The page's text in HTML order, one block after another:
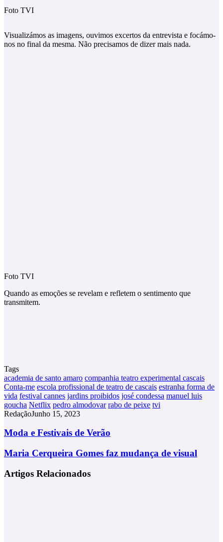
Foto TVI
Visualizámos as imagens, ouvimos excertos da entrevista e focámo-
nos no final da mesma. Não precisamos de dizer mais nada.
Foto TVI
Quando as emoções se revelam e refletem o sentimento que
transmitem.
Tags
academia de santo amaro companhia teatro experimental cascais
Conta-me escola profissional de teatro de cascais estranha forma de
vida festival cannes jardins proibidos josé condessa manuel luis
goucha Netflix pedro almodovar rabo de peixe tvi
RedaçãoJunho 15, 2023
Moda
Festivais
de
Moda e Festivais de Verão
Maria
Gomes
faz
Maria Cerqueira Gomes faz mudança de visual
Artigos Relacionados